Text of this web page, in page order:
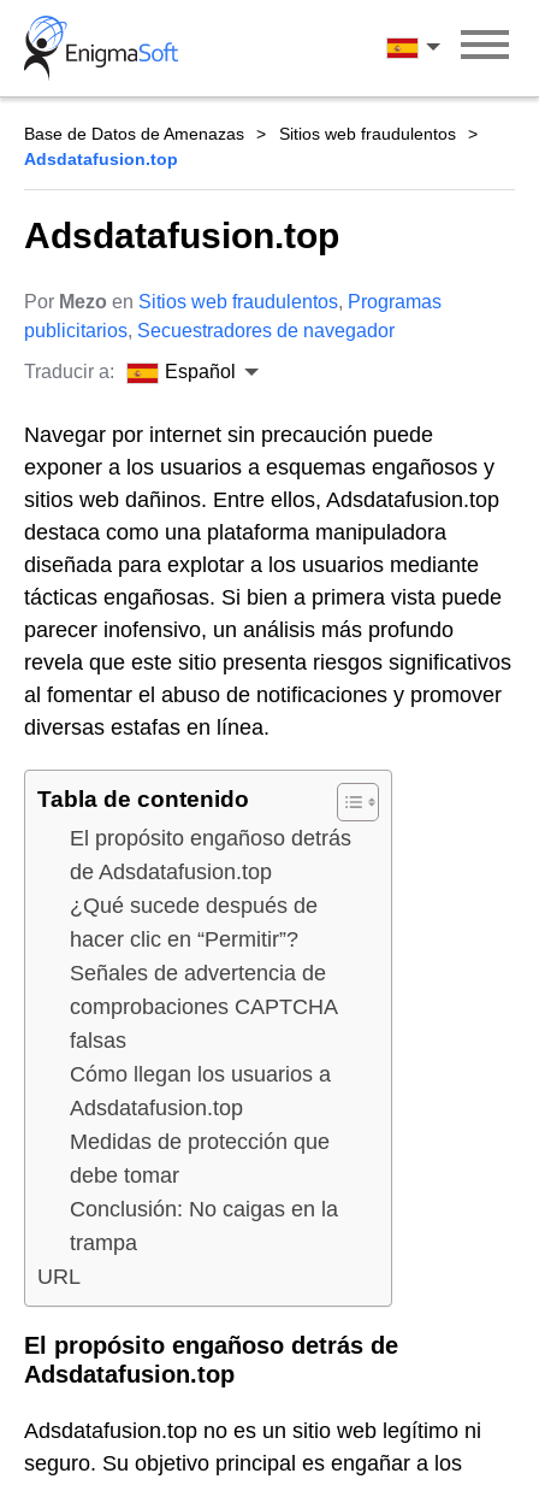
Skip
content
Español
Base de Datos de Amenazas
Sitios web fraudulentos
Adsdatafusion.top
Adsdatafusion.top
Por Mezo en Sitios web fraudulentos, Programas
publicitarios, Secuestradores de navegador
Traducir a:
Español
Navegar por internet sin precaución puede
exponer a los usuarios a esquemas engañosos y
sitios web dañinos. Entre ellos, Adsdatafusion.top
destaca como una plataforma manipuladora
diseñada para explotar a los usuarios mediante
tácticas engañosas. Si bien a primera vista puede
parecer inofensivo, un análisis más profundo
revela que este sitio presenta riesgos significativos
al fomentar el abuso de notificaciones y promover
diversas estafas en línea.
Tabla de contenido
El propósito engañoso detrás
de Adsdatafusion.top
¿Qué sucede después de
hacer clic en “Permitir”?
Señales de advertencia de
comprobaciones CAPTCHA
falsas
Cómo llegan los usuarios a
Adsdatafusion.top
Medidas de protección que
debe tomar
Conclusión: No caigas en la
trampa
URL
El propósito engañoso detrás de
Adsdatafusion.top
Adsdatafusion.top no es un sitio web legítimo ni
seguro. Su objetivo principal es engañar a los